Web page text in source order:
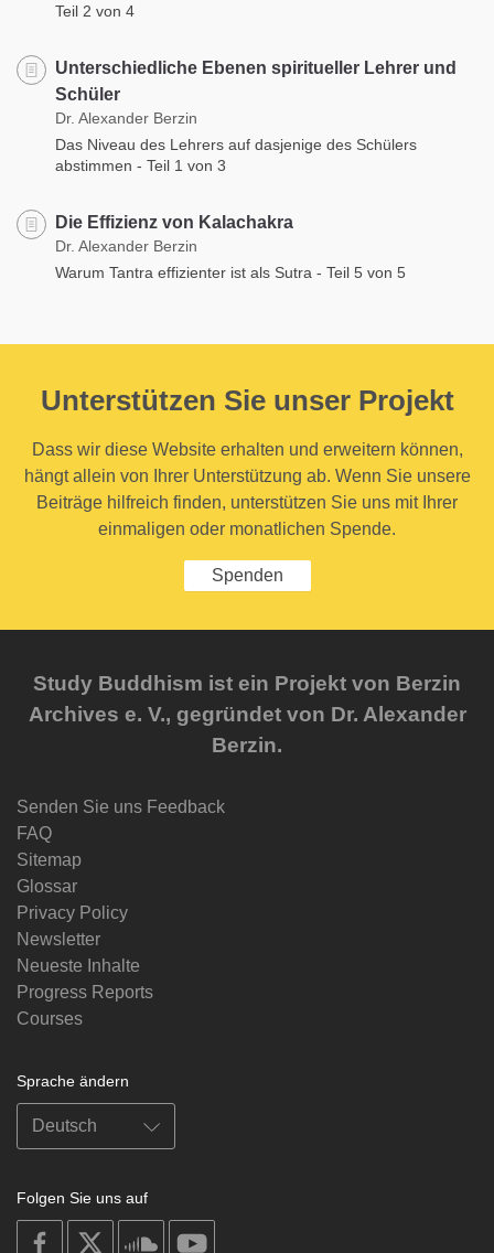
Teil 2 von 4
Unterschiedliche Ebenen spiritueller Lehrer und
Schüler
Dr. Alexander Berzin
Das Niveau des Lehrers auf dasjenige des Schülers
abstimmen - Teil 1 von 3
Die Effizienz von Kalachakra
Dr. Alexander Berzin
Warum Tantra effizienter ist als Sutra - Teil 5 von 5
Unterstützen Sie unser Projekt
Dass wir diese Website erhalten und erweitern können,
hängt allein von Ihrer Unterstützung ab. Wenn Sie unsere
Beiträge hilfreich finden, unterstützen Sie uns mit Ihrer
einmaligen oder monatlichen Spende.
Spenden
Study Buddhism ist ein Projekt von Berzin
Archives e. V., gegründet von Dr. Alexander
Berzin.
Senden Sie uns Feedback
FAQ
Sitemap
Glossar
Privacy Policy
Newsletter
Neueste Inhalte
Progress Reports
Courses
Sprache ändern
Folgen Sie uns auf
on
facebook
soundcloud